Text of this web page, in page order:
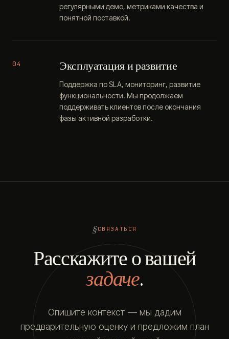
регулярными демо, метриками качества и
понятной поставкой.
04 Эксплуатация и развитие
Поддержка по SLA, мониторинг, развитие
функциональности. Мы продолжаем
поддерживать клиентов после окончания
фазы активной разработки.
СВЯЗАТЬСЯ
Расскажите о вашей
задаче.
Опишите контекст — мы дадим
предварительную оценку и предложим план